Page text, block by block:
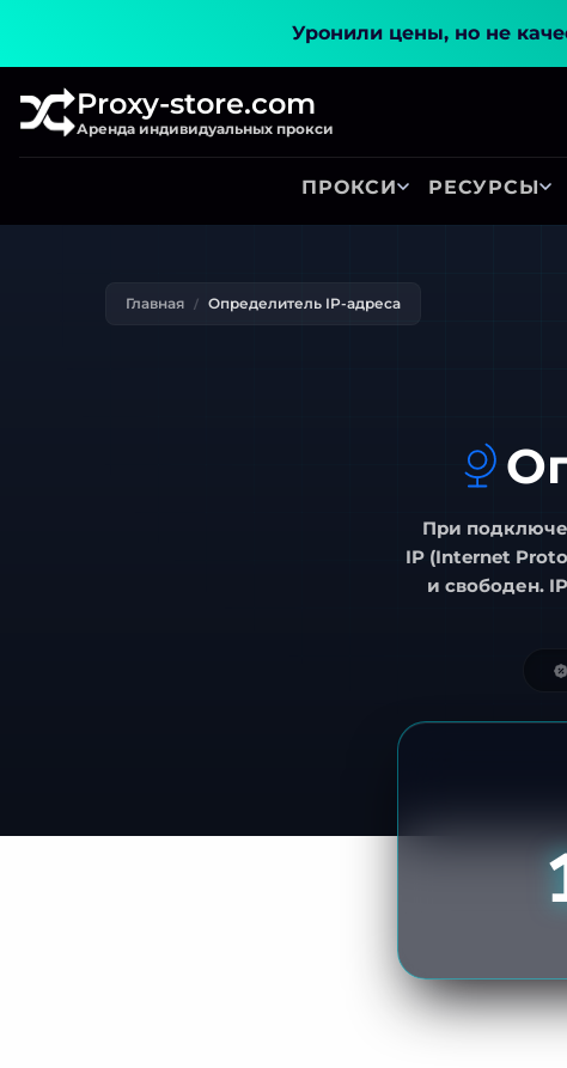
Уронили цены, но не
Proxy-store.com
Аренда индивидуальных прокси
ПРОКСИ РЕСУРСЫ
Главная Определитель IP-адреса
При
IP (Internet
и свободен.